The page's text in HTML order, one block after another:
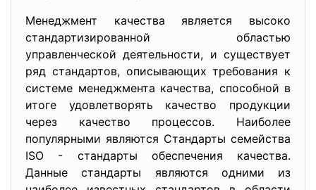
Менеджмент качества является высоко
стандартизированной областью
управленческой деятельности, и существует
ряд стандартов, описывающих требования к
системе менеджмента качества, способной в
итоге удовлетворять качество продукции
через качество процессов. Наиболее
популярными являются Стандарты семейства
ISO - стандарты обеспечения качества.
Данные стандарты являются одними из